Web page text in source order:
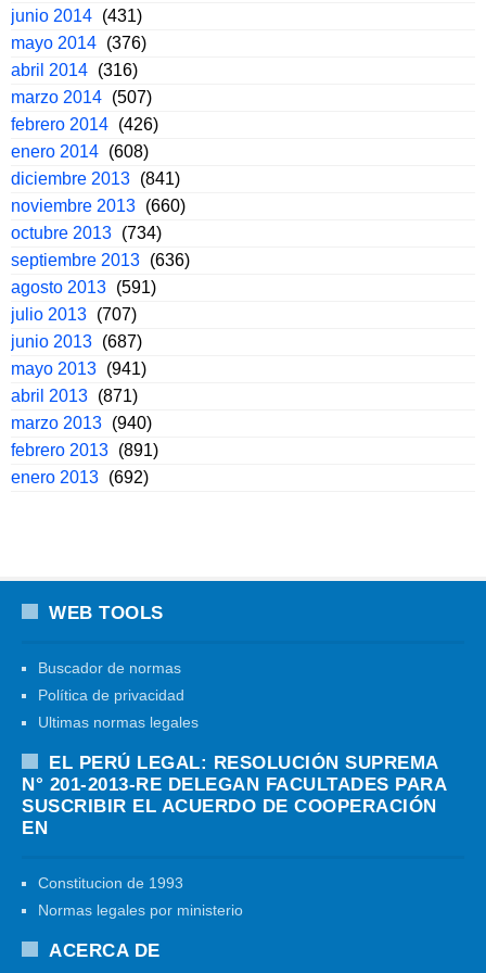
junio 2014 (431)
mayo 2014 (376)
abril 2014 (316)
marzo 2014 (507)
febrero 2014 (426)
enero 2014 (608)
diciembre 2013 (841)
noviembre 2013 (660)
octubre 2013 (734)
septiembre 2013 (636)
agosto 2013 (591)
julio 2013 (707)
junio 2013 (687)
mayo 2013 (941)
abril 2013 (871)
marzo 2013 (940)
febrero 2013 (891)
enero 2013 (692)
WEB TOOLS
Buscador de normas
Política de privacidad
Ultimas normas legales
EL PERÚ LEGAL: RESOLUCIÓN SUPREMA
N° 201-2013-RE DELEGAN FACULTADES PARA
SUSCRIBIR EL ACUERDO DE COOPERACIÓN
EN
Constitucion de 1993
Normas legales por ministerio
ACERCA DE